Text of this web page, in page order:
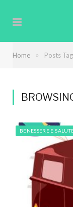
Home » Posts
BENESSERE E